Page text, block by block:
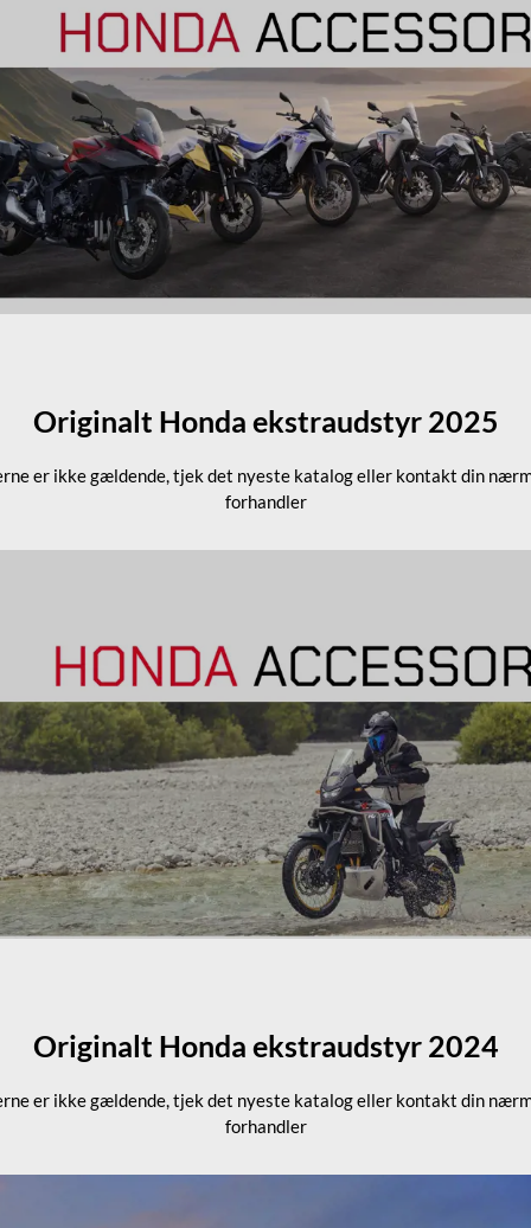
Originalt Honda ekstraudstyr 2025
er ikke gældende, tjek det nyeste katalog eller kontakt din
forhandler
Originalt Honda ekstraudstyr 2024
er ikke gældende, tjek det nyeste katalog eller kontakt din
forhandler